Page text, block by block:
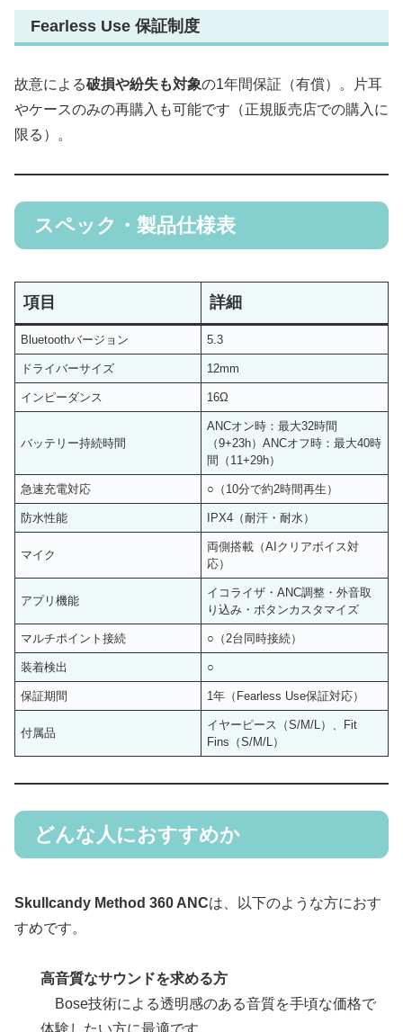
Fearless Use 保証制度
故意による破損や紛失も対象の1年間保証（有償）。片耳
やケースのみの再購入も可能です（正規販売店での購入に
限る）。
スペック・製品仕様表
項目 詳細
Bluetoothバージョン 5.3
ドライバーサイズ 12mm
インピーダンス 16Ω
バッテリー持続時間
ANCオン時：最大32時間
（9+23h）ANCオフ時：最大40時
間（11+29h）
急速充電対応 ○（10分で約2時間再生）
防水性能 IPX4（耐汗・耐水）
マイク
両側搭載（AIクリアボイス対
応）
アプリ機能
イコライザ・ANC調整・外音取
り込み・ボタンカスタマイズ
マルチポイント接続 ○（2台同時接続）
装着検出 ○
保証期間 1年（Fearless Use保証対応）
付属品
イヤーピース（S/M/L）、Fit
Fins（S/M/L）
どんな人におすすめか
Skullcandy Method 360 ANCは、以下のような方におす
すめです。
高音質なサウンドを求める方
Bose技術による透明感のある音質を手頃な価格で